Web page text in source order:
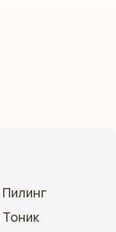
Пилинг
Тоник